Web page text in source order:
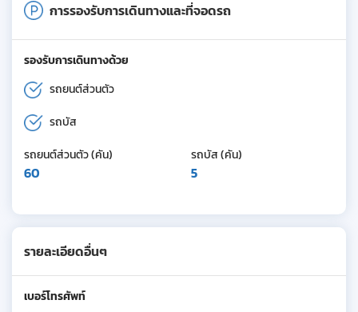
การรองรับการเดินทางและที่จอดรถ
รองรับการเดินทางด้วย
รถยนต์ส่วนตัว
รถบัส
รถยนต์ส่วนตัว (คัน)
60
รถบัส (คัน)
5
รายละเอียดอื่นๆ
เบอร์โทรศัพท์